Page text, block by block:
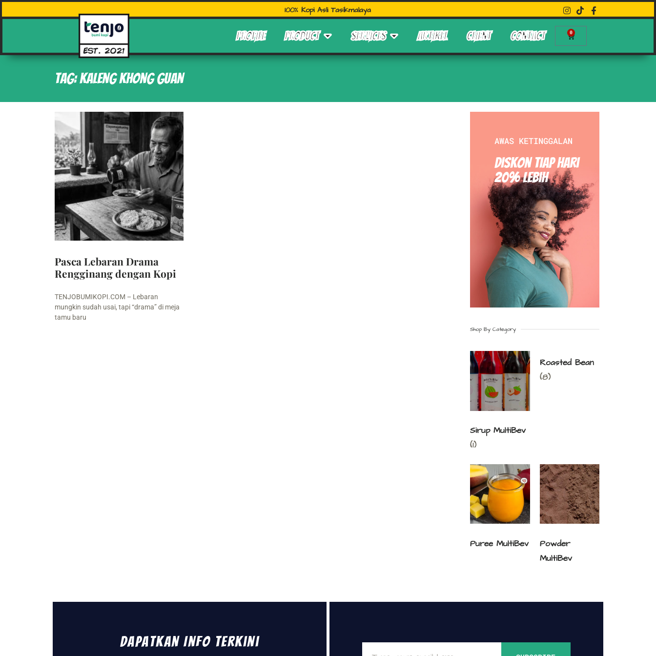
100% Kopi Asli Tasikmalaya
PROFILE PRODUCT SERVICES ARTIKEL CLIENT CONTACT 0
Tag: kaleng khong guan
Pasca Lebaran Drama
Rengginang dengan Kopi
TENJOBUMIKOPI.COM – Lebaran
mungkin sudah usai, tapi “drama” di meja
tamu baru
AWAS KETINGGALAN
Diskon Tiap hari
20% Lebih
Shop By Category
Sirup MultiBev
(1)
Roasted Bean
(8)
Puree MultiBev
Powder
MultiBev
Dapatkan Info Terkini